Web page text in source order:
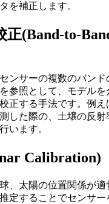
を補正します。
正(Band-to-
ンサーの複数のバン
参照として、モデルを
正する手法です。例え
した際の、土壌の反射
います。
Calibration)
、太陽の位置関係が適
定することでセンサ